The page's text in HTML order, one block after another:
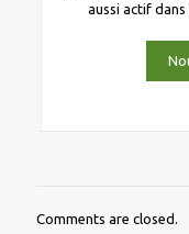
aussi actif dans
Comments are closed.